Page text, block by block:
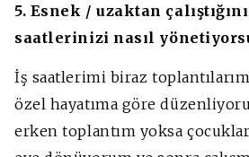
5. Esnek / uzaktan
saatlerinizi nasıl
İş saatlerimi biraz
özel hayatıma göre
erken toplantım yoksa